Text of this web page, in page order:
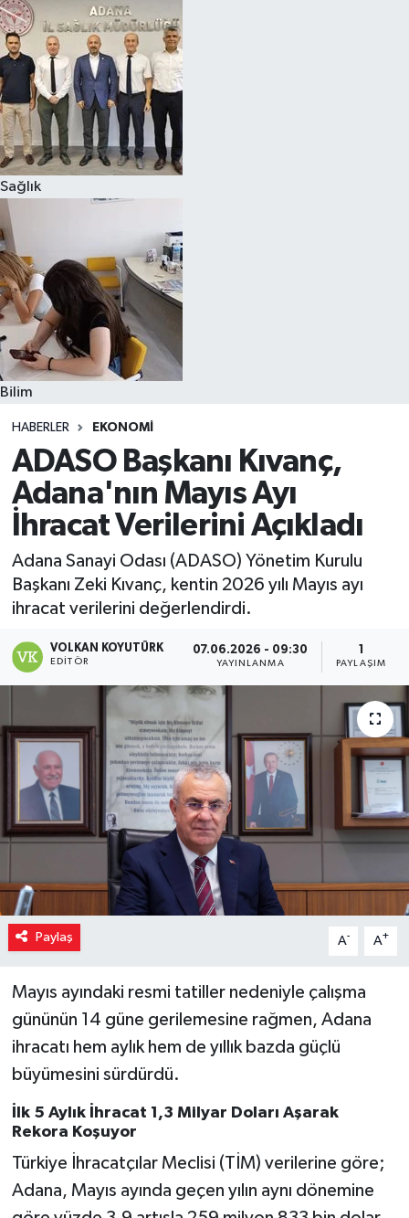
Sağlık
Bilim
HABERLER EKONOMI
ADASO Başkanı Kıvanç,
Adana'nın Mayıs Ayı
İhracat Verilerini Açıkladı
Adana Sanayi Odası (ADASO) Yönetim Kurulu
Başkanı Zeki Kıvanç, kentin 2026 yılı Mayıs ayı
ihracat verilerini değerlendirdi.
VOLKAN KOYUTÜRK
EDITÖR
07.06.2026 - 09:30
YAYINLANMA PAYLAŞIM
Paylaş A- A+
Mayıs ayındaki resmi tatiller nedeniyle çalışma
gününün 14 güne gerilemesine rağmen, Adana
ihracatı hem aylık hem de yıllık bazda güçlü
büyümesini sürdürdü.
İlk 5 Aylık İhracat 1,3 Milyar Doları Aşarak
Rekora Koşuyor
Türkiye İhracatçılar Meclisi (TİM) verilerine göre;
Adana, Mayıs ayında geçen yılın aynı dönemine